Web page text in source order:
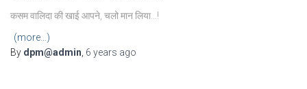
कसम वालिदा की खाई आपने, चलो मान लिया…!
(more…)
By dpm@admin 6 years ago